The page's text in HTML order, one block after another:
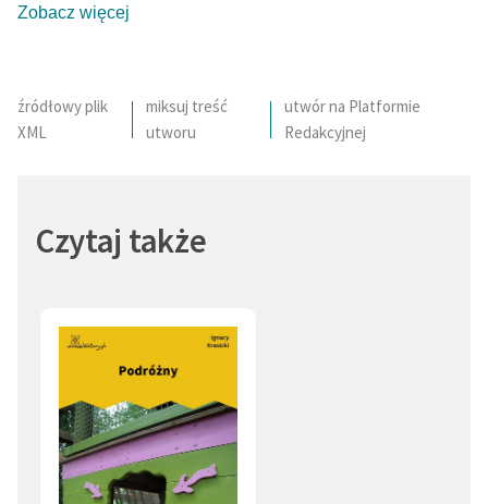
Zobacz więcej
źródłowy plik
XML
miksuj treść
utworu
utwór na Platformie
Redakcyjnej
Czytaj także